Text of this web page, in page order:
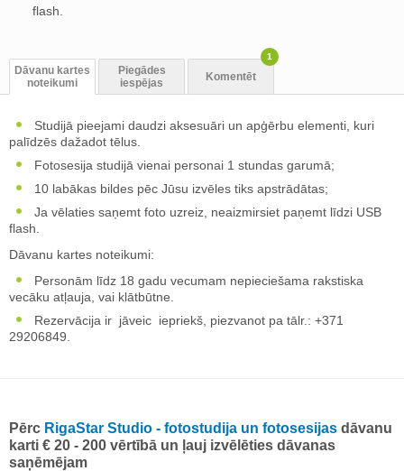
flash.
Dāvanu kartes
noteikumi
Piegādes
iespējas
Komentēt
1
Studijā pieejami daudzi aksesuāri un apģērbu elementi, kuri
palīdzēs dažadot tēlus.
Fotosesija studijā vienai personai 1 stundas garumā;
10 labākas bildes pēc Jūsu izvēles tiks apstrādātas;
Ja vēlaties saņemt foto uzreiz, neaizmirsiet paņemt līdzi USB
flash.
Dāvanu kartes noteikumi:
Personām līdz 18 gadu vecumam nepieciešama rakstiska
vecāku atļauja, vai klātbūtne.
Rezervācija ir jāveic iepriekš, piezvanot pa tālr.: +371
29206849.
Pērc RigaStar Studio - fotostudija un fotosesijas dāvanu
karti € 20 - 200 vērtībā un ļauj izvēlēties dāvanas
saņēmējam